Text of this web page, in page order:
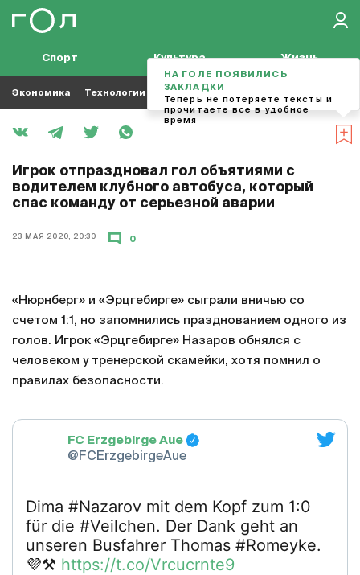
Спорт Культура Жизнь
Экономика Технологии Кино Футбол
Игрок отпраздновал гол объятиями с
водителем клубного автобуса, который
спас команду от серьезной аварии
23 МАЯ 2020, 20:30 0
«Нюрнберг» и «Эрцгебирге» сыграли вничью со
счетом 1:1, но запомнились празднованием одного из
голов. Игрок «Эрцгебирге» Назаров обнялся с
человеком у тренерской скамейки, хотя помнил о
правилах безопасности.
FC Erzgebirge Aue
@FCErzgebirgeAue
Dima #Nazarov mit dem Kopf zum 1:0
für die #Veilchen. Der Dank geht an
unseren Busfahrer Thomas #Romeyke.
💜⚒️ https://t.co/Vrcucrnte9
НА ГОЛЕ ПОЯВИЛИСЬ
ЗАКЛАДКИ
Теперь не потеряете тексты и
прочитаете все в удобное
время